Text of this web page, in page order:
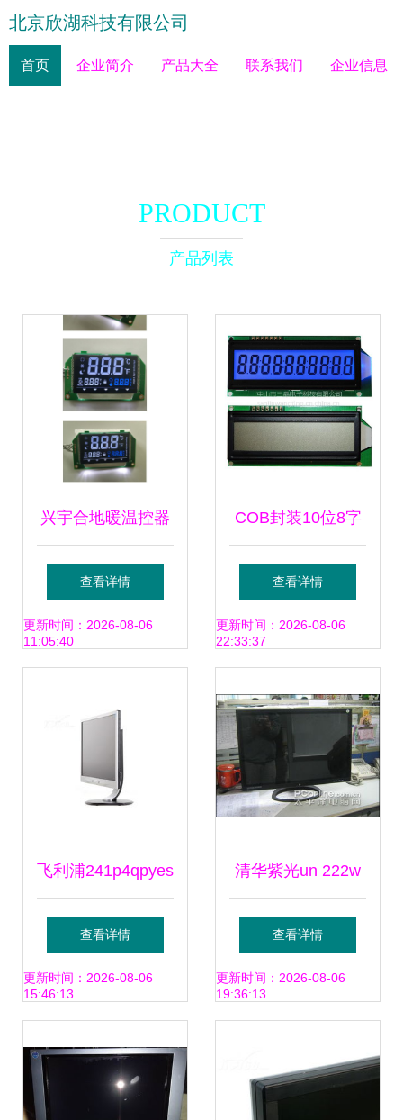
北京欣湖科技有限公司
首页 企业简介 产品大全 联系我们 企业信息
PRODUCT
产品列表
兴宇合地暖温控器
LCD液晶显示屏 精
准控温的智能之选
查看详情
更新时间：2026-08-06
11:05:40
COB封装10位8字
液晶模块 三线串口
段式LCD模组的技
查看详情
更新时间：2026-08-06
22:33:37
飞利浦241p4qpyes
93液晶显示器产品
图片25素材 it168
全
查看详情
更新时间：2026-08-06
15:46:13
清华紫光un 222w
液晶显示器上市
查看详情
更新时间：2026-08-06
19:36:13